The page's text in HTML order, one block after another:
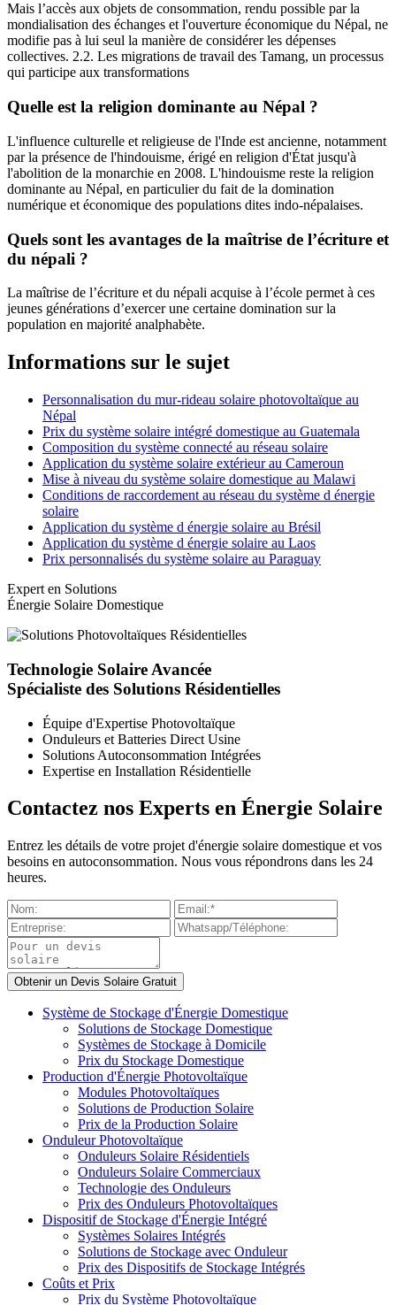
Mais l’accès aux objets de consommation, rendu possible par la
mondialisation des échanges et l'ouverture économique du Népal, ne
modifie pas à lui seul la manière de considérer les dépenses
collectives. 2.2. Les migrations de travail des Tamang, un processus
qui participe aux transformations
Quelle est la religion dominante au Népal ?
L'influence culturelle et religieuse de l'Inde est ancienne, notamment
par la présence de l'hindouisme, érigé en religion d'État jusqu'à
l'abolition de la monarchie en 2008. L'hindouisme reste la religion
dominante au Népal, en particulier du fait de la domination
numérique et économique des populations dites indo-népalaises.
Quels sont les avantages de la maîtrise de l’écriture et
du népali ?
La maîtrise de l’écriture et du népali acquise à l’école permet à ces
jeunes générations d’exercer une certaine domination sur la
population en majorité analphabète.
Informations sur le sujet
Personnalisation du mur-rideau solaire photovoltaïque au
Népal
Prix du système solaire intégré domestique au Guatemala
Composition du système connecté au réseau solaire
Application du système solaire extérieur au Cameroun
Mise à niveau du système solaire domestique au Malawi
Conditions de raccordement au réseau du système d énergie
solaire
Application du système d énergie solaire au Brésil
Application du système d énergie solaire au Laos
Prix personnalisés du système solaire au Paraguay
Expert en Solutions
Énergie Solaire Domestique
Technologie Solaire Avancée
Spécialiste des Solutions Résidentielles
Équipe d'Expertise Photovoltaïque
Onduleurs et Batteries Direct Usine
Solutions Autoconsommation Intégrées
Expertise en Installation Résidentielle
Contactez nos Experts en Énergie Solaire
Entrez les détails de votre projet d'énergie solaire domestique et vos
besoins en autoconsommation. Nous vous répondrons dans les 24
heures.
Système de Stockage d'Énergie Domestique
Solutions de Stockage Domestique
Systèmes de Stockage à Domicile
Prix du Stockage Domestique
Production d'Énergie Photovoltaïque
Modules Photovoltaïques
Solutions de Production Solaire
Prix de la Production Solaire
Onduleur Photovoltaïque
Onduleurs Solaire Résidentiels
Onduleurs Solaire Commerciaux
Technologie des Onduleurs
Prix des Onduleurs Photovoltaïques
Dispositif de Stockage d'Énergie Intégré
Systèmes Solaires Intégrés
Solutions de Stockage avec Onduleur
Prix des Dispositifs de Stockage Intégrés
Coûts et Prix
Prix du Système Photovoltaïque